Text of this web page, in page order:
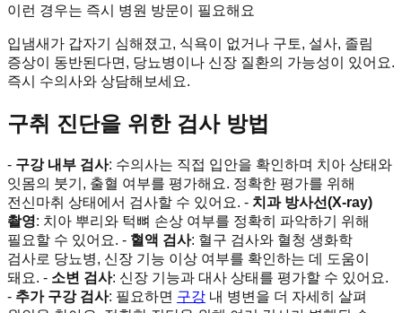
이런 경우는 즉시 병원 방문이 필요해요
입냄새가 갑자기 심해졌고, 식욕이 없거나 구토, 설사, 졸림
증상이 동반된다면, 당뇨병이나 신장 질환의 가능성이 있어요.
즉시 수의사와 상담해보세요.
구취 진단을 위한 검사 방법
- 구강 내부 검사: 수의사는 직접 입안을 확인하며 치아 상태와
잇몸의 붓기, 출혈 여부를 평가해요. 정확한 평가를 위해
전신마취 상태에서 검사할 수 있어요. - 치과 방사선(X-ray)
촬영: 치아 뿌리와 턱뼈 손상 여부를 정확히 파악하기 위해
필요할 수 있어요. - 혈액 검사: 혈구 검사와 혈청 생화학
검사로 당뇨병, 신장 기능 이상 여부를 확인하는 데 도움이
돼요. - 소변 검사: 신장 기능과 대사 상태를 평가할 수 있어요.
- 추가 구강 검사: 필요하면 구강 내 병변을 더 자세히 살펴